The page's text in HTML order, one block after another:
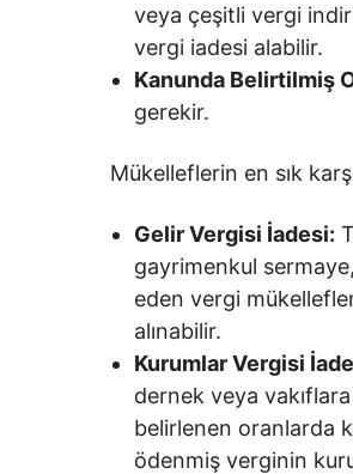
veya çeşitli vergi
vergi iadesi alabilir.
Kanunda Belirtilmiş
gerekir.
Mükelleflerin en sık
Gelir Vergisi İadesi:
gayrimenkul
eden vergi
alınabilir.
Kurumlar Vergisi
dernek veya
belirlenen oranlarda
ödenmiş verginin